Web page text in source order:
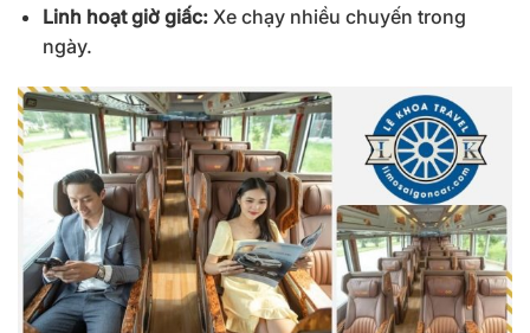
Linh hoạt giờ giấc:Xe chạy nhiều chuyến trong
ngày.